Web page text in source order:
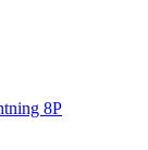
8P